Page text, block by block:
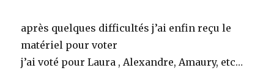
après quelques difficultés j’ai enfin reçu le
matériel pour voter
j’ai voté pour Laura , Alexandre, Amaury, etc…